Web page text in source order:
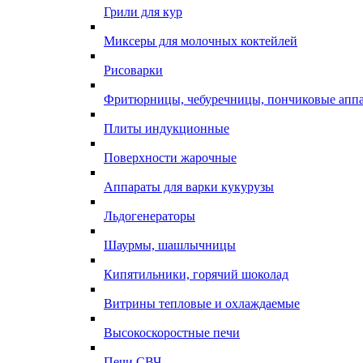
Грили для кур
Миксеры для молочных коктейлей
Рисоварки
Фритюрницы, чебуречницы, пончиковые
Плиты индукционные
Поверхности жарочные
Аппараты для варки кукурузы
Льдогенераторы
Шаурмы, шашлычницы
Кипятильники, горячий шоколад
Витрины тепловые и охлаждаемые
Высокоскоростные печи